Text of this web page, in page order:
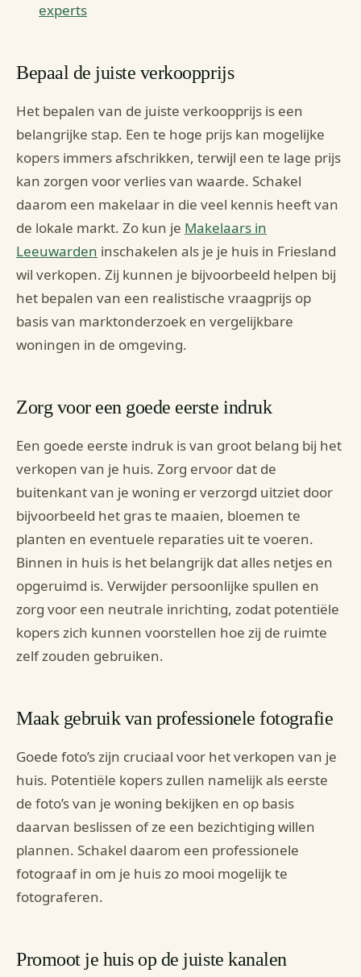
experts
Bepaal de juiste verkoopprijs
Het bepalen van de juiste verkoopprijs is een
belangrijke stap. Een te hoge prijs kan mogelijke
kopers immers afschrikken, terwijl een te lage prijs
kan zorgen voor verlies van waarde. Schakel
daarom een makelaar in die veel kennis heeft van
de lokale markt. Zo kun je Makelaars in
Leeuwarden inschakelen als je je huis in Friesland
wil verkopen. Zij kunnen je bijvoorbeeld helpen bij
het bepalen van een realistische vraagprijs op
basis van marktonderzoek en vergelijkbare
woningen in de omgeving.
Zorg voor een goede eerste indruk
Een goede eerste indruk is van groot belang bij het
verkopen van je huis. Zorg ervoor dat de
buitenkant van je woning er verzorgd uitziet door
bijvoorbeeld het gras te maaien, bloemen te
planten en eventuele reparaties uit te voeren.
Binnen in huis is het belangrijk dat alles netjes en
opgeruimd is. Verwijder persoonlijke spullen en
zorg voor een neutrale inrichting, zodat potentiële
kopers zich kunnen voorstellen hoe zij de ruimte
zelf zouden gebruiken.
Maak gebruik van professionele fotografie
Goede foto’s zijn cruciaal voor het verkopen van je
huis. Potentiële kopers zullen namelijk als eerste
de foto’s van je woning bekijken en op basis
daarvan beslissen of ze een bezichtiging willen
plannen. Schakel daarom een professionele
fotograaf in om je huis zo mooi mogelijk te
fotograferen.
Promoot je huis op de juiste kanalen